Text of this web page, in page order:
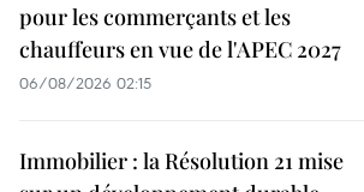
pour les commerçants et les
chauffeurs en vue de l'APEC 2027
06/08/2026 02:15
Immobilier : la Résolution 21 mise